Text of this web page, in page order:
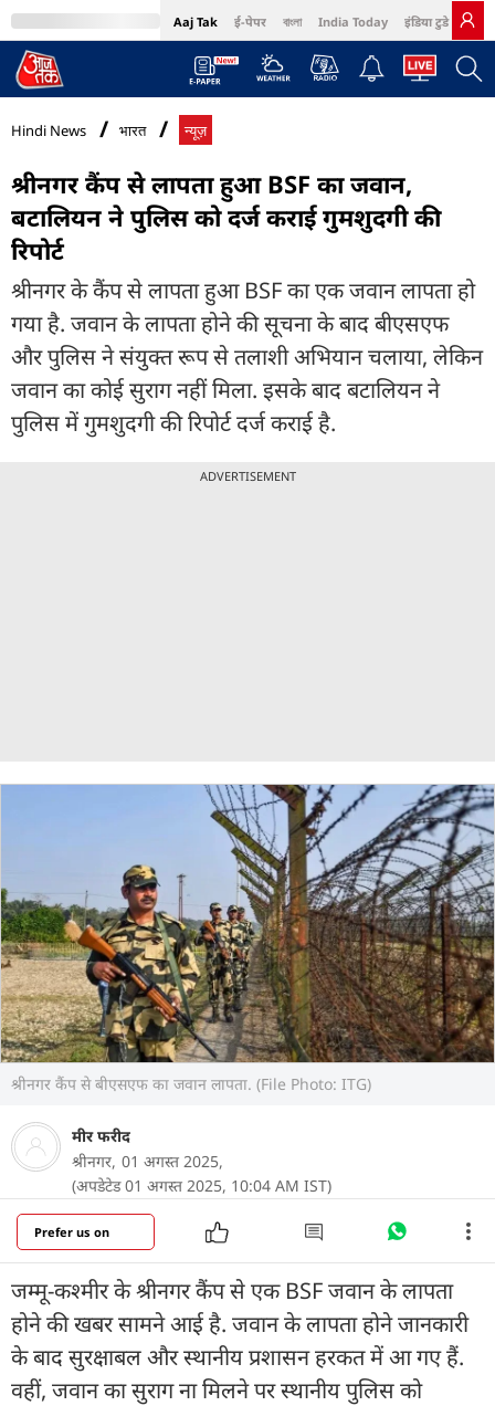
Aaj Tak ई-पेपर বাংলা India Today इंडिया टुडे हिंदी
MumbaiTak Cosmopolitan Harper's Bazaar Northeast
Hindi News भारत न्यूज़
श्रीनगर कैंप से लापता हुआ BSF का जवान,
बटालियन ने पुलिस को दर्ज कराई गुमशुदगी की
रिपोर्ट
श्रीनगर के कैंप से लापता हुआ BSF का एक जवान लापता हो
गया है. जवान के लापता होने की सूचना के बाद बीएसएफ
और पुलिस ने संयुक्त रूप से तलाशी अभियान चलाया, लेकिन
जवान का कोई सुराग नहीं मिला. इसके बाद बटालियन ने
पुलिस में गुमशुदगी की रिपोर्ट दर्ज कराई है.
ADVERTISEMENT
श्रीनगर कैंप से बीएसएफ का जवान लापता. (File Photo: ITG)
मीर फरीद
श्रीनगर, 01 अगस्त 2025,
(अपडेटेड 01 अगस्त 2025, 10:04 AM IST)
Prefer us on
जम्मू-कश्मीर के श्रीनगर कैंप से एक BSF जवान के लापता
होने की खबर सामने आई है. जवान के लापता होने जानकारी
के बाद सुरक्षाबल और स्थानीय प्रशासन हरकत में आ गए हैं.
वहीं, जवान का सुराग ना मिलने पर स्थानीय पुलिस को